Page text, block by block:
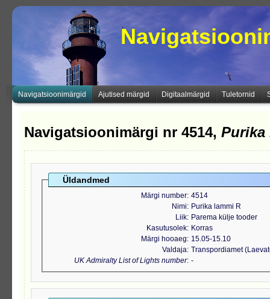
Navigatsioonimärgid Ajutised märgid Digitaalmärgid Tuletornid
Navigatsioonimärgi nr 4514, Purika
Üldandmed
Märgi number 4514
Nimi
Purika lammi R
Liik
Parema külje tooder
Kasutusolek
Korras
Märgi hooaeg
15.05-15.10
Valdaja Transpordiamet
UK Admiralty List of Lights number -